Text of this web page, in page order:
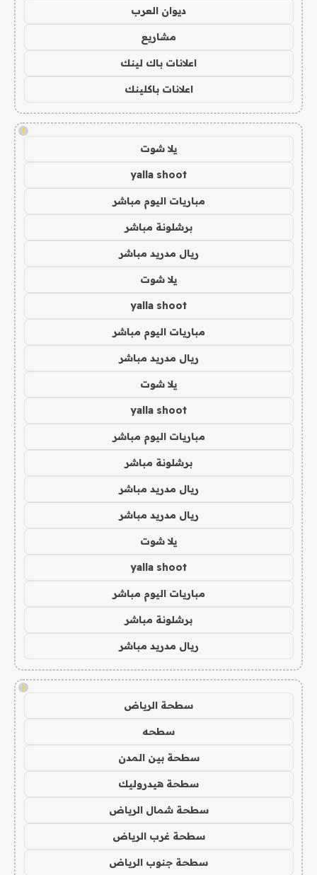
ديوان العرب
مشاريع
اعلانات باك لينك
اعلانات باكلينك
!
يلا شوت
yalla shoot
مباريات اليوم مباشر
برشلونة مباشر
ريال مدريد مباشر
يلا شوت
yalla shoot
مباريات اليوم مباشر
ريال مدريد مباشر
يلا شوت
yalla shoot
مباريات اليوم مباشر
برشلونة مباشر
ريال مدريد مباشر
ريال مدريد مباشر
يلا شوت
yalla shoot
مباريات اليوم مباشر
برشلونة مباشر
ريال مدريد مباشر
!
سطحة الرياض
سطحه
سطحة بين المدن
سطحة هيدروليك
سطحة شمال الرياض
سطحة غرب الرياض
سطحة جنوب الرياض